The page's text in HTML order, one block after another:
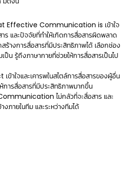
Effective Communication is เข้าใจ
ร และปัจจัยที่ทำให้เกิดการสื่อสารผิดพลาด
างการสื่อสารที่มีประสิทธิภาพได้ เลือกช่อง
เป็น รู้ถึงภาษากายที่ช่วยให้การสื่อสารเป็นไป
าใจและเคารพในสไตล์การสื่อสารของผู้อื่น
การสื่อสารที่มีประสิทธิภาพมากขึ้น
ไม่กลัวที่จะสื่อสาร และ
งภายในทีม และระหว่างทีมได้